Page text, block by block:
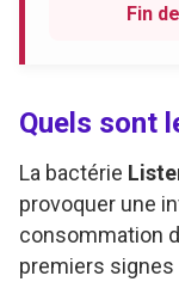
Fin
Quels sont
La bactérie
provoquer une
consommation
premiers